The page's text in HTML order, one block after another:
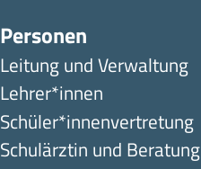
Personen
Leitung und Verwaltung
Lehrer*innen
Schüler*innen­ver­tretung
Schulärztin und Beratung